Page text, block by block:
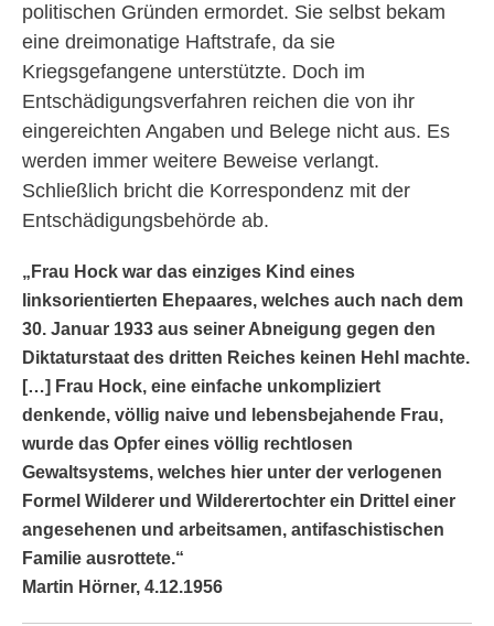
politischen Gründen ermordet. Sie selbst bekam
eine dreimonatige Haftstrafe, da sie
Kriegsgefangene unterstützte. Doch im
Entschädigungsverfahren reichen die von ihr
eingereichten Angaben und Belege nicht aus. Es
werden immer weitere Beweise verlangt.
Schließlich bricht die Korrespondenz mit der
Entschädigungsbehörde ab.
„Frau Hock war das einziges Kind eines
linksorientierten Ehepaares, welches auch nach dem
30. Januar 1933 aus seiner Abneigung gegen den
Diktaturstaat des dritten Reiches keinen Hehl machte.
[…] Frau Hock, eine einfache unkompliziert
denkende, völlig naive und lebensbejahende Frau,
wurde das Opfer eines völlig rechtlosen
Gewaltsystems, welches hier unter der verlogenen
Formel Wilderer und Wilderertochter ein Drittel einer
angesehenen und arbeitsamen, antifaschistischen
Familie ausrottete.“
Martin Hörner, 4.12.1956